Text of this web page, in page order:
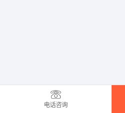
电话咨询